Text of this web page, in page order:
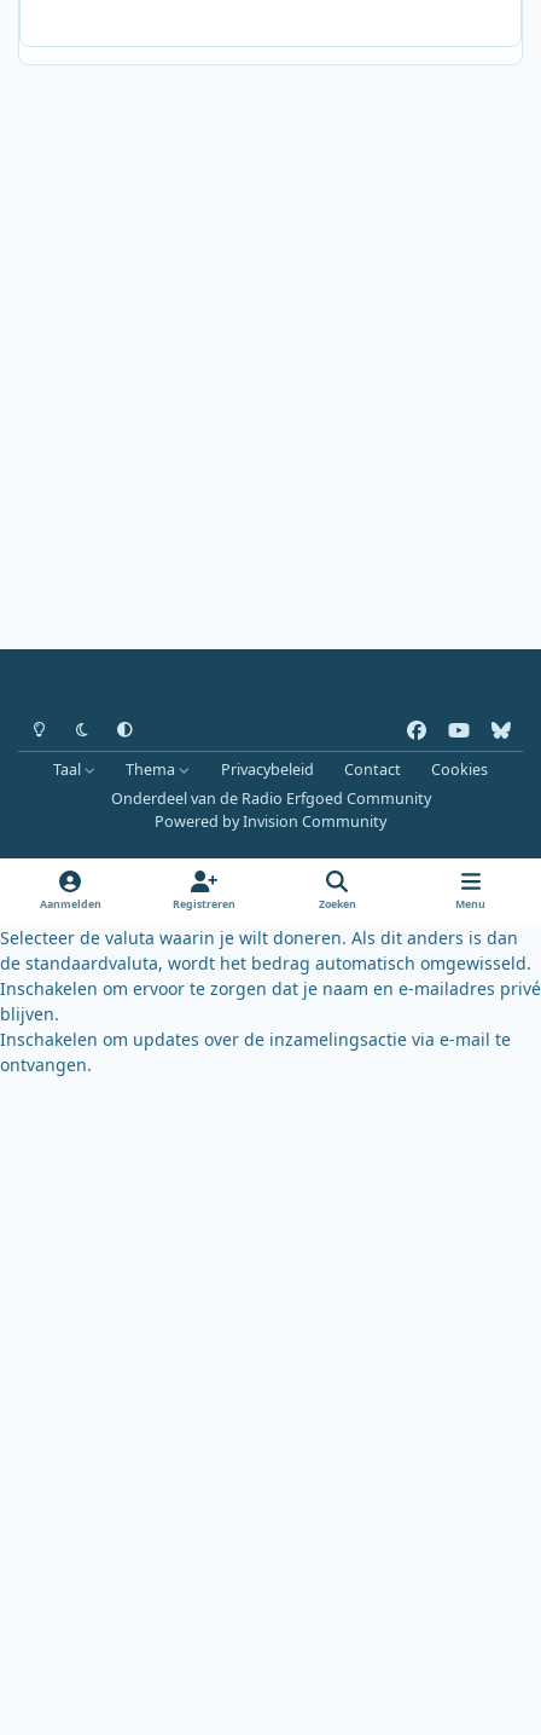
Heldere modus
Donkere modus
Systeemvoorkeur
a
c
e
k
o
u
b
l
u
k
y
Taal Thema Privacybeleid Contact
Cookies
Onderdeel van de Radio Erfgoed Community
Powered byInvision Community
Aanmelden Registreren Zoeken Menu
Selecteer de valuta waarin je wilt doneren. Als dit anders is dan
de standaardvaluta, wordt het bedrag automatisch omgewisseld.
Inschakelen om ervoor te zorgen dat je naam en e-mailadres privé
blijven.
Inschakelen om updates over de inzamelingsactie via e-mail te
ontvangen.